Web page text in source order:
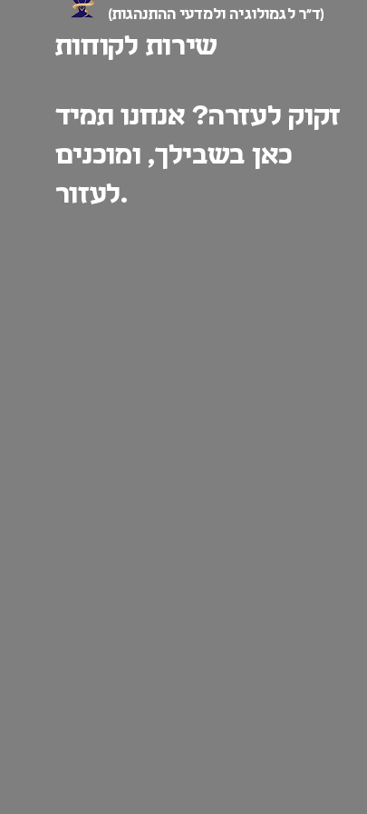
(ד”ר לגמולוגיה ולמדעי ההתנהגות)
שירות לקוחות
זקוק לעזרה? אנחנו תמיד
כאן בשבילך, ומוכנים
לעזור.